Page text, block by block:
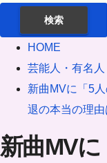
検索
HOME
芸能人・有名人
新曲MVに「5
退の本当の理由
新曲MV